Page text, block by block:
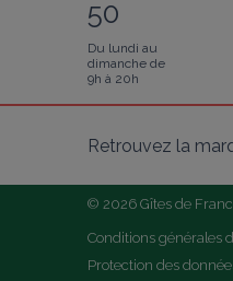
50
Du lundi au
dimanche de
9h à 20h
Retrouvez la
© 2026 Gîtes de
Conditions générales
Protection des